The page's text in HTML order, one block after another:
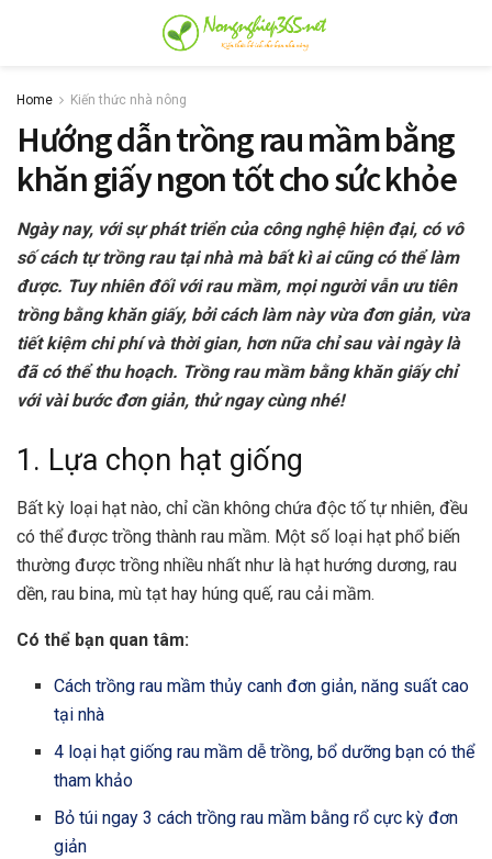
Home Kiến thức nhà nông
Hướng dẫn trồng rau mầm bằng
khăn giấy ngon tốt cho sức khỏe
Ngày nay, với sự phát triển của công nghệ hiện đại, có vô
số cách tự trồng rau tại nhà mà bất kì ai cũng có thể làm
được. Tuy nhiên đối với rau mầm, mọi người vẫn ưu tiên
trồng bằng khăn giấy, bởi cách làm này vừa đơn giản, vừa
tiết kiệm chi phí và thời gian, hơn nữa chỉ sau vài ngày là
đã có thể thu hoạch. Trồng rau mầm bằng khăn giấy chỉ
với vài bước đơn giản, thử ngay cùng nhé!
1. Lựa chọn hạt giống
Bất kỳ loại hạt nào, chỉ cần không chứa độc tố tự nhiên, đều
có thể được trồng thành rau mầm. Một số loại hạt phổ biến
thường được trồng nhiều nhất như là hạt hướng dương, rau
dền, rau bina, mù tạt hay húng quế, rau cải mầm.
Có thể bạn quan tâm:
Cách trồng rau mầm thủy canh đơn giản, năng suất cao
tại nhà
4 loại hạt giống rau mầm dễ trồng, bổ dưỡng bạn có thể
tham khảo
Bỏ túi ngay 3 cách trồng rau mầm bằng rổ cực kỳ đơn
giản